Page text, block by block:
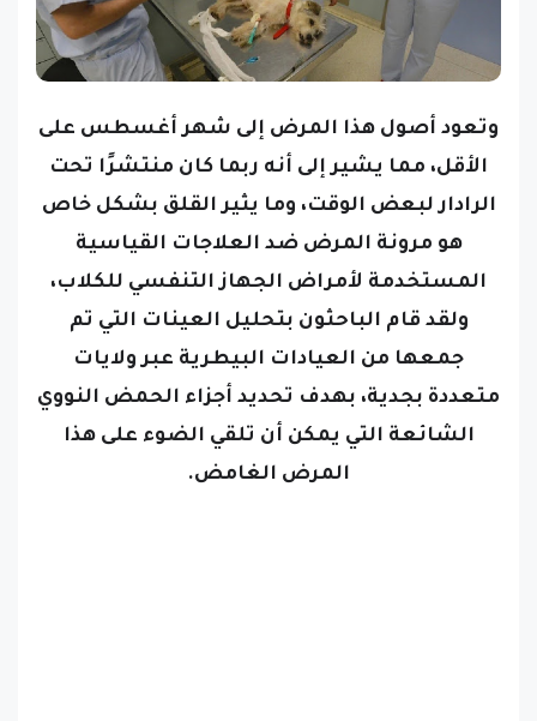
وتعود أصول هذا المرض إلى شهر أغسطس على
الأقل، مما يشير إلى أنه ربما كان منتشرًا تحت
الرادار لبعض الوقت، وما يثير القلق بشكل خاص
هو مرونة المرض ضد العلاجات القياسية
المستخدمة لأمراض الجهاز التنفسي للكلاب،
ولقد قام الباحثون بتحليل العينات التي تم
جمعها من العيادات البيطرية عبر ولايات
متعددة بجدية، بهدف تحديد أجزاء الحمض النووي
الشائعة التي يمكن أن تلقي الضوء على هذا
المرض الغامض.